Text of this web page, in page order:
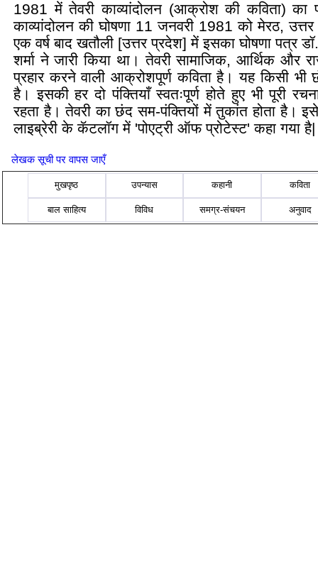
1981 में तेवरी काव्यांदोलन (आक्रोश की कविता) का
काव्यांदोलन की घोषणा 11 जनवरी 1981 को मेरठ,
एक वर्ष बाद खतौली [उत्तर प्रदेश] में इसकाघोषणा पत्र
शर्मा ने जारी किया था। तेवरी सामाजिक, आर्थिक और
प्रहार करने वाली आक्रोशपूर्ण कविता है। यह किसी
है। इसकी हर दो पंक्तियाँ स्वतःपूर्ण होते हुए भी पूरी
रहता है। तेवरी का छंद सम-पंक्तियों में तुकांत होता है।
लाइब्रेरी के कॅटलॉग में 'पोएट्री ऑफ प्रोटेस्ट' कहा गया है|
लेखक सूची पर वापस जाएँ
मुखपृष्ठ उपन्यास कहानी कविता
बाल साहित्य विविध समग्र-संचयन अनुवाद